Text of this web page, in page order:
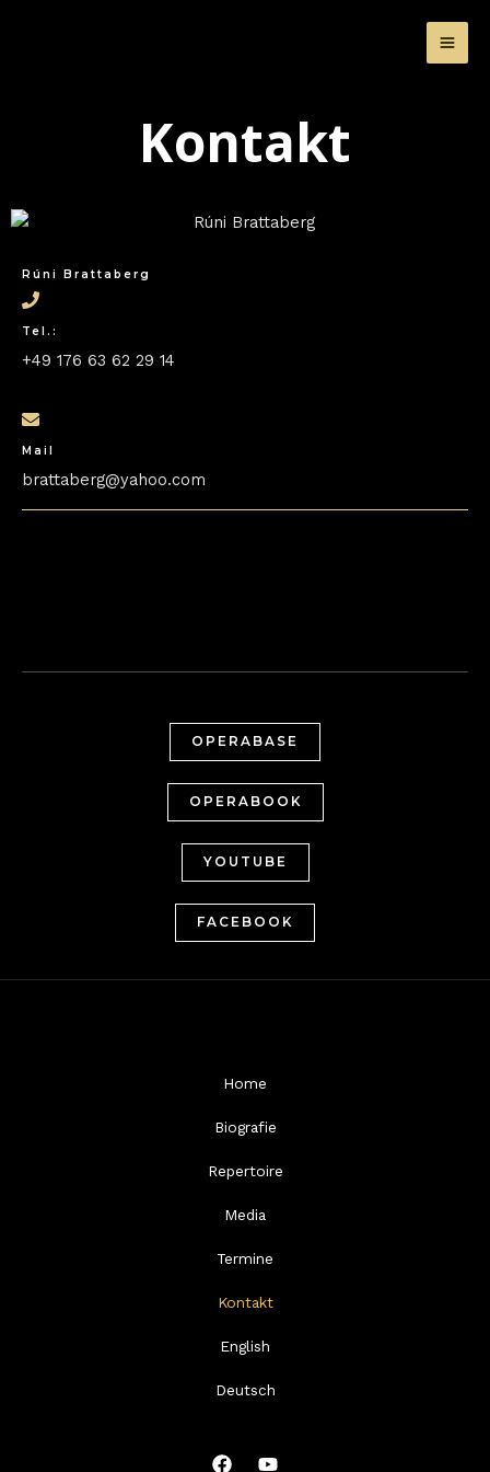
Kontakt
Rúni Brattaberg
Tel.:
+49 176 63 62 29 14
Mail
brattaberg@yahoo.com
OPERABASE
OPERABOOK
YOUTUBE
FACEBOOK
Home
Biografie
Repertoire
Media
Termine
Kontakt
English
Deutsch